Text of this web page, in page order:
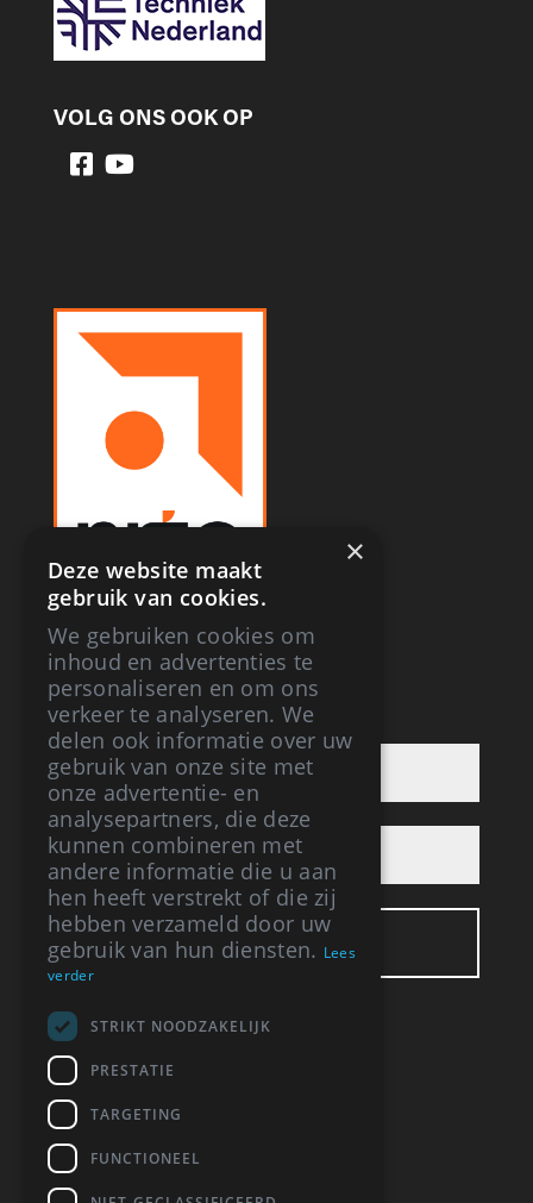
VOLG ONS OOK OP
AANMELDEN NIEUWBRIEF
BUREAU VRIS
Respelhoek 3
7274 EL Geesteren (GLD)
06-12394064
info@bureauvris.nl
BTW: NL 0015 859 44 B30
×
Deze website maakt
gebruik van cookies.
We gebruiken cookies om
inhoud en advertenties te
personaliseren en om ons
verkeer te analyseren. We
delen ook informatie over uw
gebruik van onze site met
onze advertentie- en
analysepartners, die deze
kunnen combineren met
andere informatie die u aan
hen heeft verstrekt of die zij
hebben verzameld door uw
gebruik van hun diensten. Lees
verder
STRIKT NOODZAKELIJK
PRESTATIE
TARGETING
FUNCTIONEEL